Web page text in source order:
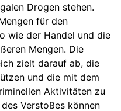
Drogen stehen.
für den
wie der Handel und die
Mengen. Die
zielt darauf ab, die
und die mit dem
Aktivitäten zu
Verstoßes können